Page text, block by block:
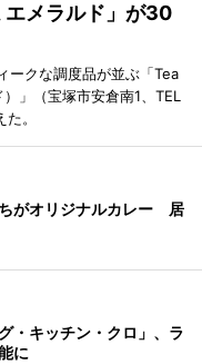
エメラルド」が30
ークな調度品が並ぶ「Tea
」（宝塚市安倉南1、TEL
。
がオリジナルカレー 居
・キッチン・クロ」、ラ
に